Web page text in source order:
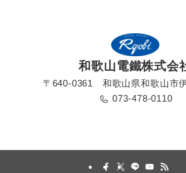
和歌山電鐵株式会
〒640-0361 和歌山県和歌山市
073-478-0110